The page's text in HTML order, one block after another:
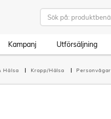
Kampanj Utförsäljning
Hälsa Kropp/Hälsa Personvågar